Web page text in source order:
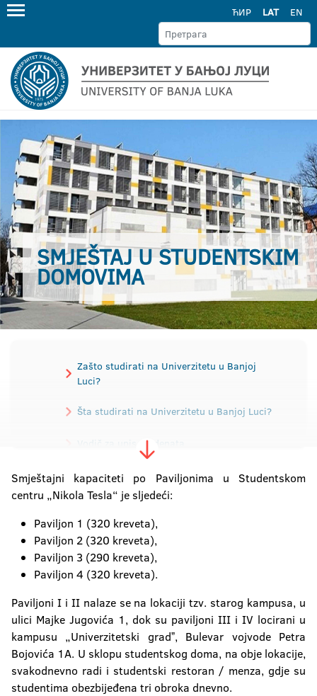
ЋИР LAT EN
SMJEŠTAJ U STUDENTSKIM
DOMOVIMA
Zašto studirati na Univerzitetu u Banjoj
Luci?
Šta studirati na Univerzitetu u Banjoj Luci?
Vodič za upis studenata
Pravila studiranja
Konkurs za upis
Školarine
Kontakt podaci fakulteta
Studentske službe
Smještaj u studentskim domovima
Smještajni kapaciteti po Paviljonima u Studentskom
centru „Nikola Tesla“ je sljedeći:
Paviljon 1 (320 kreveta),
Paviljon 2 (320 kreveta),
Paviljon 3 (290 kreveta),
Paviljon 4 (320 kreveta).
Paviljoni I i II nalaze se na lokaciji tzv. starog kampusa, u
ulici Majke Jugovića 1, dok su paviljoni III i IV locirani u
kampusu „Univerzitetski gradˮ, Bulevar vojvode Petra
Bojovića 1A. U sklopu studentskog doma, na obje lokacije,
svakodnevno radi i studentski restoran / menza, gdje su
studentima obezbijeđena tri obroka dnevno.